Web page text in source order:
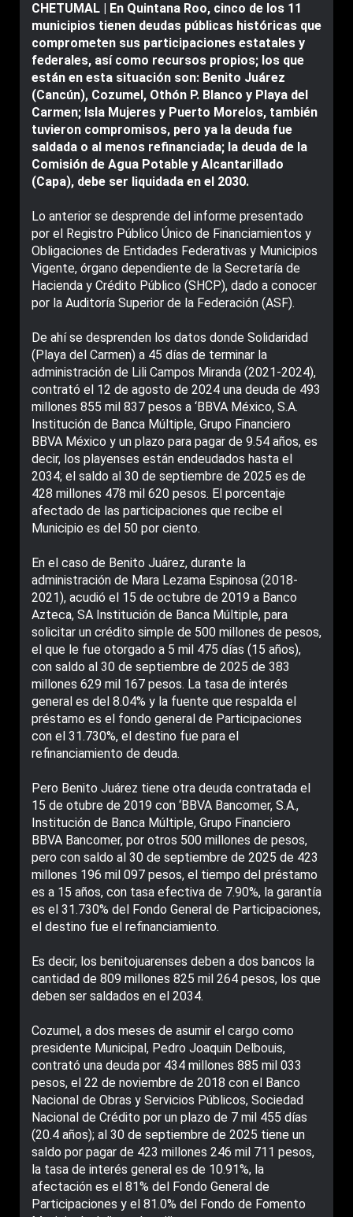
CHETUMAL | En Quintana Roo, cinco de los 11
municipios tienen deudas públicas históricas que
comprometen sus participaciones estatales y
federales, así como recursos propios; los que
están en esta situación son: Benito Juárez
(Cancún), Cozumel, Othón P. Blanco y Playa del
Carmen; Isla Mujeres y Puerto Morelos, también
tuvieron compromisos, pero ya la deuda fue
saldada o al menos refinanciada; la deuda de la
Comisión de Agua Potable y Alcantarillado
(Capa), debe ser liquidada en el 2030.
Lo anterior se desprende del informe presentado
por el Registro Público Único de Financiamientos y
Obligaciones de Entidades Federativas y Municipios
Vigente, órgano dependiente de la Secretaría de
Hacienda y Crédito Público (SHCP), dado a conocer
por la Auditoría Superior de la Federación (ASF).
De ahí se desprenden los datos donde Solidaridad
(Playa del Carmen) a 45 días de terminar la
administración de Lili Campos Miranda (2021-2024),
contrató el 12 de agosto de 2024 una deuda de 493
millones 855 mil 837 pesos a ‘BBVA México, S.A.
Institución de Banca Múltiple, Grupo Financiero
BBVA México y un plazo para pagar de 9.54 años, es
decir, los playenses están endeudados hasta el
2034; el saldo al 30 de septiembre de 2025 es de
428 millones 478 mil 620 pesos. El porcentaje
afectado de las participaciones que recibe el
Municipio es del 50 por ciento.
En el caso de Benito Juárez, durante la
administración de Mara Lezama Espinosa (2018-
2021), acudió el 15 de octubre de 2019 a Banco
Azteca, SA Institución de Banca Múltiple, para
solicitar un crédito simple de 500 millones de pesos,
el que le fue otorgado a 5 mil 475 días (15 años),
con saldo al 30 de septiembre de 2025 de 383
millones 629 mil 167 pesos. La tasa de interés
general es del 8.04% y la fuente que respalda el
préstamo es el fondo general de Participaciones
con el 31.730%, el destino fue para el
refinanciamiento de deuda.
Pero Benito Juárez tiene otra deuda contratada el
15 de otubre de 2019 con ‘BBVA Bancomer, S.A.,
Institución de Banca Múltiple, Grupo Financiero
BBVA Bancomer, por otros 500 millones de pesos,
pero con saldo al 30 de septiembre de 2025 de 423
millones 196 mil 097 pesos, el tiempo del préstamo
es a 15 años, con tasa efectiva de 7.90%, la garantía
es el 31.730% del Fondo General de Participaciones,
el destino fue el refinanciamiento.
Es decir, los benitojuarenses deben a dos bancos la
cantidad de 809 millones 825 mil 264 pesos, los que
deben ser saldados en el 2034.
Cozumel, a dos meses de asumir el cargo como
presidente Municipal, Pedro Joaquin Delbouis,
contrató una deuda por 434 millones 885 mil 033
pesos, el 22 de noviembre de 2018 con el Banco
Nacional de Obras y Servicios Públicos, Sociedad
Nacional de Crédito por un plazo de 7 mil 455 días
(20.4 años); al 30 de septiembre de 2025 tiene un
saldo por pagar de 423 millones 246 mil 711 pesos,
la tasa de interés general es de 10.91%, la
afectación es el 81% del Fondo General de
Participaciones y el 81.0% del Fondo de Fomento